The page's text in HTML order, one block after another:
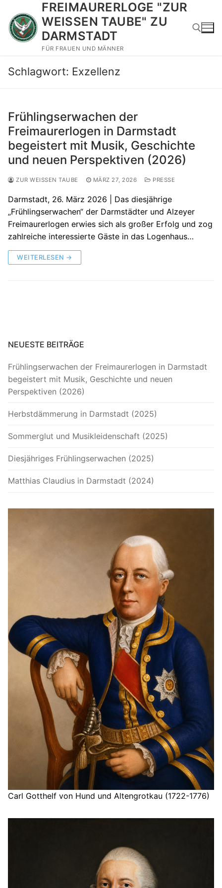
Inhalt
springen
FREIMAURERLOGE "ZUR
WEISSEN TAUBE" ZU
DARMSTADT
FÜR FRAUEN UND MÄNNER
Suchen nach:
Schlagwort: Exzellenz
Frühlingserwachen der
Freimaurerlogen in Darmstadt
begeistert mit Musik, Geschichte
und neuen Perspektiven (2026)
ZUR WEISSEN TAUBE MÄRZ 27, 2026 PRESSE
Darmstadt, 26. März 2026 | Das diesjährige
„Frühlingserwachen“ der Darmstädter und Alzeyer
Freimaurerlogen erwies sich als großer Erfolg und zog
zahlreiche interessierte Gäste in das Logenhaus…
WEITERLESEN →
NEUESTE BEITRÄGE
Frühlingserwachen der Freimaurerlogen in Darmstadt
begeistert mit Musik, Geschichte und neuen
Perspektiven (2026)
Herbstdämmerung in Darmstadt (2025)
Sommerglut und Musikleidenschaft (2025)
Diesjähriges Frühlingserwachen (2025)
Matthias Claudius in Darmstadt (2024)
Carl Gotthelf von Hund und Altengrotkau (1722-1776)